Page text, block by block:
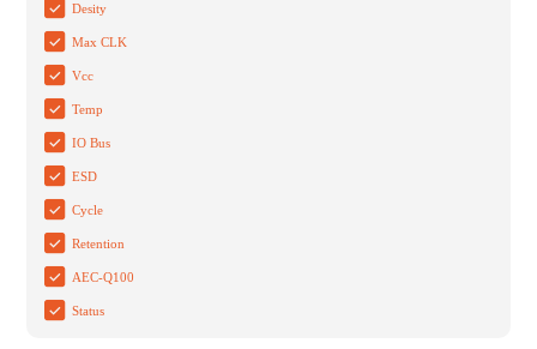
Desity
Max CLK
Vcc
Temp
IO Bus
ESD
Cycle
Retention
AEC-Q100
Status